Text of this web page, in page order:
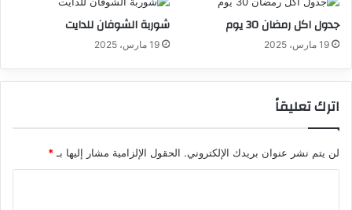
جدول اكل رمضان 30 يوم
19 مارس، 2025
شوربة الشوفان للدايت
19 مارس، 2025
اترك تعليقاً
لن يتم نشر عنوان بريدك الإلكتروني. الحقول الإلزامية مشار إليها بـ *